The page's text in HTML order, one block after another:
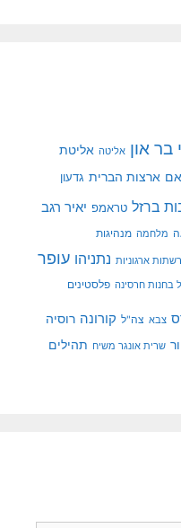
בר און אליטה אליטת
ארצות הברית גדעון
ברזל טראמפ יאיר רגב
מלחמה מנהיגות
ארגוניות נתניהו עופר
בחנות חרסינה פלסטינים
צבא צה"ל קורונה רוסיה
שרית אונגר משיח תהילים